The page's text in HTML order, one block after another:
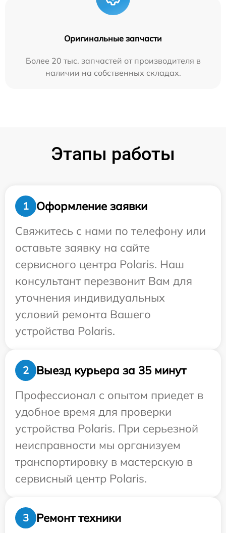
Оригинальные запчасти
Более 20 тыс. запчастей от производителя в
наличии на собственных складах.
Этапы работы
1
Оформление заявки
Свяжитесь с нами по телефону или
оставьте заявку на сайте
сервисного центра Polaris. Наш
консультант перезвонит Вам для
уточнения индивидуальных
условий ремонта Вашего
устройства Polaris.
2
Выезд курьера за 35 минут
Профессионал с опытом приедет в
удобное время для проверки
устройства Polaris. При серьезной
неисправности мы организуем
транспортировку в мастерскую в
сервисный центр Polaris.
3 Ремонт техники